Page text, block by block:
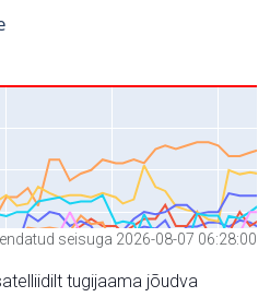
seisuga 2026-08-07 06:28:00
tugijaama jõudva